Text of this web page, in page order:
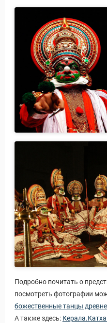
Подробно почитать о
посмотреть фотографии
божественные танцы
А также здесь: